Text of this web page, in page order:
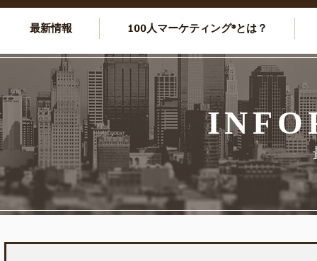
最新情報 100人マーケティング®とは？